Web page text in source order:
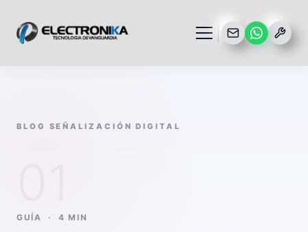
BLOG SEÑALIZACIÓN DIGITAL
GUÍA · 4 MIN